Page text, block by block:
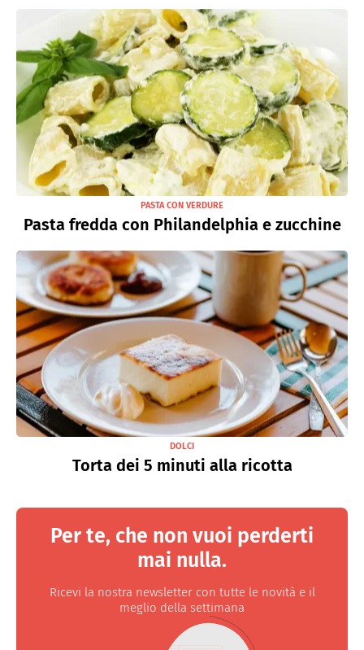
PASTA CON VERDURE
Pasta fredda con Philandelphia e zucchine
DOLCI
Torta dei 5 minuti alla ricotta
Per te, che non vuoi perderti
mai nulla.
Ricevi la nostra newsletter con tutte le novità e il
meglio della settimana